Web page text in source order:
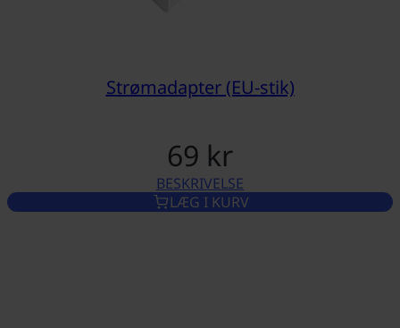
Strømadapter (EU-stik)
69 kr
BESKRIVELSESTRØMADAPTER (EU-STIK)
LÆG I KURV